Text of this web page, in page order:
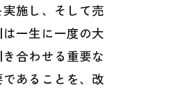
施し、そして売
一生に一度の大
合わせる重要な
あることを、改